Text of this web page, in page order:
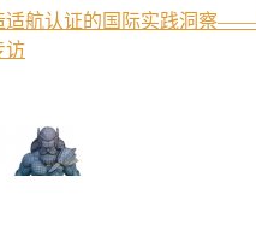
适航认证的国际实践洞察
访